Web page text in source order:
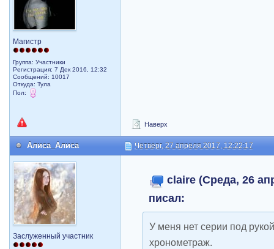
Магистр
Группа: Участники
Регистрация: 7 Дек 2016, 12:32
Сообщений: 10017
Откуда: Тула
Пол:
Наверх
Алиса_Алиса Четверг, 27 апреля 2017, 12:22:17
Заслуженный участник
claire (Среда, 26
писал:
У меня нет серии под
хронометраж.